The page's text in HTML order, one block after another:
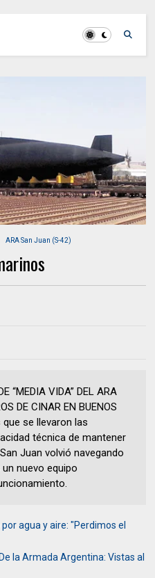
ARA San Juan (S-42)
“MEDIA VIDA” DEL ARA
DE CINAR EN BUENOS
se llevaron las
técnica de mantener
Juan volvió navegando
nuevo equipo
agua y aire: "Perdimos el
la Armada Argentina: Vistas al